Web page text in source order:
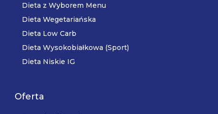
Dieta z Wyborem Menu
Dieta Wegetariańska
Dieta Low Carb
Dieta Wysokobiałkowa (Sport)
Dieta Niskie IG
Oferta